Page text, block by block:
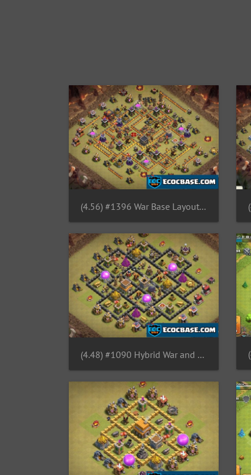
(4.56) #1396 War Base Layout TH10, Diseño de Guerra Ayuntamiento 10
(4.48) #1090 Hybrid War and Farming Base Layout TH8, Guerra y Farming Ayuntamiento 8